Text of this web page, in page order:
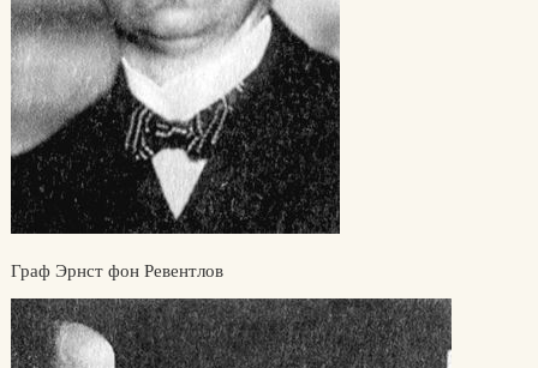
Граф Эрнст фон Ревентлов